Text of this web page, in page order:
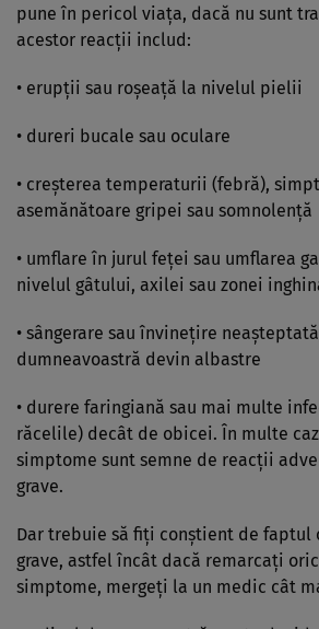
pune în pericol viaţa, dacă nu sunt
acestor reacţii includ:
• erupţii sau roşeaţă la nivelul pielii
• dureri bucale sau oculare
• creşterea temperaturii (febră),
asemănătoare gripei sau somnolenţă
• umflare în jurul feţei sau umflarea
nivelul gâtului, axilei sau zonei
• sângerare sau învineţire
dumneavoastră devin albastre
• durere faringiană sau mai multe
răcelile) decât de obicei. În multe
simptome sunt semne de reacţii
grave.
Dar trebuie să fiţi conştient de faptul
grave, astfel încât dacă remarcaţi
simptome, mergeţi la un medic cât